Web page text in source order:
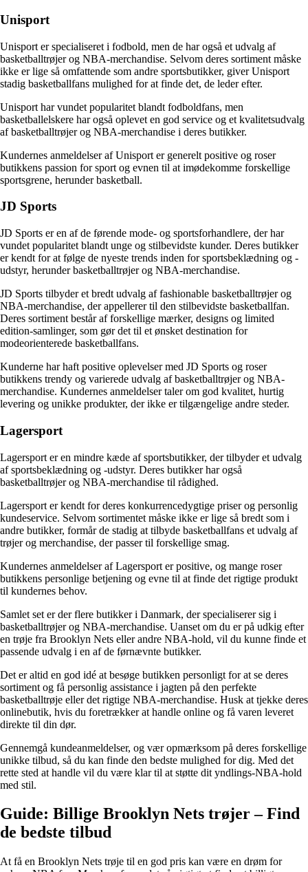
Unisport
Unisport er specialiseret i fodbold, men de har også et udvalg af
basketballtrøjer og NBA-merchandise. Selvom deres sortiment måske
ikke er lige så omfattende som andre sportsbutikker, giver Unisport
stadig basketballfans mulighed for at finde det, de leder efter.
Unisport har vundet popularitet blandt fodboldfans, men
basketballelskere har også oplevet en god service og et kvalitetsudvalg
af basketballtrøjer og NBA-merchandise i deres butikker.
Kundernes anmeldelser af Unisport er generelt positive og roser
butikkens passion for sport og evnen til at imødekomme forskellige
sportsgrene, herunder basketball.
JD Sports
JD Sports er en af de førende mode- og sportsforhandlere, der har
vundet popularitet blandt unge og stilbevidste kunder. Deres butikker
er kendt for at følge de nyeste trends inden for sportsbeklædning og -
udstyr, herunder basketballtrøjer og NBA-merchandise.
JD Sports tilbyder et bredt udvalg af fashionable basketballtrøjer og
NBA-merchandise, der appellerer til den stilbevidste basketballfan.
Deres sortiment består af forskellige mærker, designs og limited
edition-samlinger, som gør det til et ønsket destination for
modeorienterede basketballfans.
Kunderne har haft positive oplevelser med JD Sports og roser
butikkens trendy og varierede udvalg af basketballtrøjer og NBA-
merchandise. Kundernes anmeldelser taler om god kvalitet, hurtig
levering og unikke produkter, der ikke er tilgængelige andre steder.
Lagersport
Lagersport er en mindre kæde af sportsbutikker, der tilbyder et udvalg
af sportsbeklædning og -udstyr. Deres butikker har også
basketballtrøjer og NBA-merchandise til rådighed.
Lagersport er kendt for deres konkurrencedygtige priser og personlig
kundeservice. Selvom sortimentet måske ikke er lige så bredt som i
andre butikker, formår de stadig at tilbyde basketballfans et udvalg af
trøjer og merchandise, der passer til forskellige smag.
Kundernes anmeldelser af Lagersport er positive, og mange roser
butikkens personlige betjening og evne til at finde det rigtige produkt
til kundernes behov.
Samlet set er der flere butikker i Danmark, der specialiserer sig i
basketballtrøjer og NBA-merchandise. Uanset om du er på udkig efter
en trøje fra Brooklyn Nets eller andre NBA-hold, vil du kunne finde et
passende udvalg i en af de førnævnte butikker.
Det er altid en god idé at besøge butikken personligt for at se deres
sortiment og få personlig assistance i jagten på den perfekte
basketballtrøje eller det rigtige NBA-merchandise. Husk at tjekke deres
onlinebutik, hvis du foretrækker at handle online og få varen leveret
direkte til din dør.
Gennemgå kundeanmeldelser, og vær opmærksom på deres forskellige
unikke tilbud, så du kan finde den bedste mulighed for dig. Med det
rette sted at handle vil du være klar til at støtte dit yndlings-NBA-hold
med stil.
Guide: Billige Brooklyn Nets trøjer – Find
de bedste tilbud
At få en Brooklyn Nets trøje til en god pris kan være en drøm for